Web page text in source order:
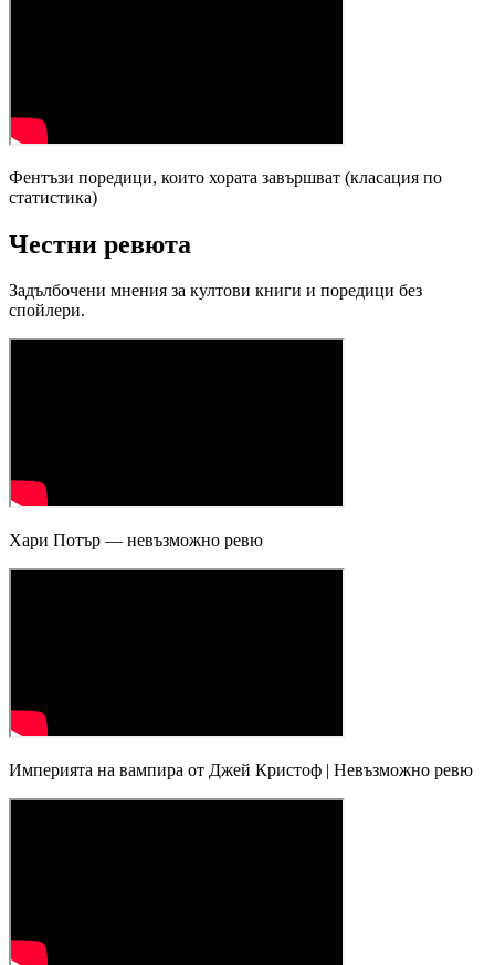
Фентъзи поредици, които хората завършват (класация по
статистика)
Честни ревюта
Задълбочени мнения за култови книги и поредици без
спойлери.
Хари Потър — невъзможно ревю
Империята на вампира от Джей Кристоф | Невъзможно ревю